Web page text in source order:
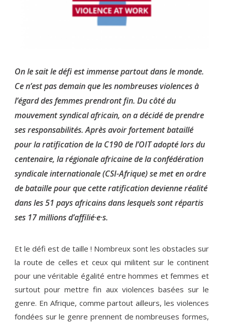
On le sait le défi est immense partout dans le monde.
Ce n’est pas demain que les nombreuses violences à
l’égard des femmes prendront fin. Du côté du
mouvement syndical africain, on a décidé de prendre
ses responsabilités. Après avoir fortement bataillé
pour la ratification de la C190 de l’OIT adopté lors du
centenaire, la régionale africaine de la confédération
syndicale internationale (CSI-Afrique) se met en ordre
de bataille pour que cette ratification devienne réalité
dans les 51 pays africains dans lesquels sont répartis
ses 17 millions d’affilié·e·s.
Et le défi est de taille ! Nombreux sont les obstacles sur
la route de celles et ceux qui militent sur le continent
pour une véritable égalité entre hommes et femmes et
surtout pour mettre fin aux violences basées sur le
genre. En Afrique, comme partout ailleurs, les violences
fondées sur le genre prennent de nombreuses formes,